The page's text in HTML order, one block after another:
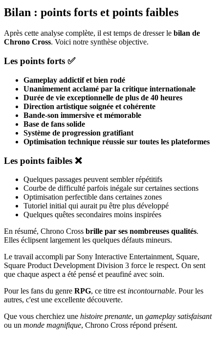
Bilan : points forts et points faibles
Après cette analyse complète, il est temps de dresser le bilan de
Chrono Cross. Voici notre synthèse objective.
Les points forts ✅
Gameplay addictif et bien rodé
Unanimement acclamé par la critique internationale
Durée de vie exceptionnelle de plus de 40 heures
Direction artistique soignée et cohérente
Bande-son immersive et mémorable
Base de fans solide
Système de progression gratifiant
Optimisation technique réussie sur toutes les plateformes
Les points faibles ❌
Quelques passages peuvent sembler répétitifs
Courbe de difficulté parfois inégale sur certaines sections
Optimisation perfectible dans certaines zones
Tutoriel initial qui aurait pu être plus développé
Quelques quêtes secondaires moins inspirées
En résumé, Chrono Cross brille par ses nombreuses qualités.
Elles éclipsent largement les quelques défauts mineurs.
Le travail accompli par Sony Interactive Entertainment, Square,
Square Product Development Division 3 force le respect. On sent
que chaque aspect a été pensé et peaufiné avec soin.
Pour les fans du genre RPG, ce titre est incontournable. Pour les
autres, c'est une excellente découverte.
Que vous cherchiez une histoire prenante, un gameplay satisfaisant
ou un monde magnifique, Chrono Cross répond présent.